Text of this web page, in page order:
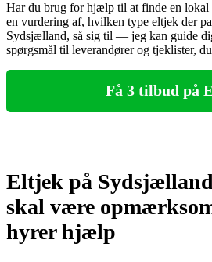
Har du brug for hjælp til at finde en lokal
en vurdering af, hvilken type eltjek der
Sydsjælland, så sig til — jeg kan guide
spørgsmål til leverandører og tjeklister,
Få 3 tilbud på
Eltjek på
skal være
hyrer hjælp